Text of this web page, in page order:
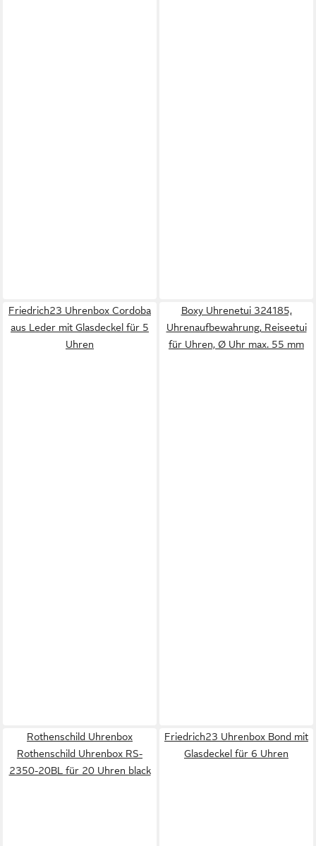
Friedrich23 Uhrenbox Cordoba
aus Leder mit Glasdeckel für 5
Uhren
Boxy Uhrenetui 324185,
Uhrenaufbewahrung, Reiseetui
für Uhren, Ø Uhr max. 55 mm
Rothenschild Uhrenbox
Rothenschild Uhrenbox RS-
2350-20BL für 20 Uhren black
Friedrich23 Uhrenbox Bond mit
Glasdeckel für 6 Uhren